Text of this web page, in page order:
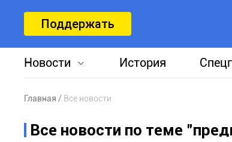
Поддержать
Новости История
Главная Все новости
Все новости по теме